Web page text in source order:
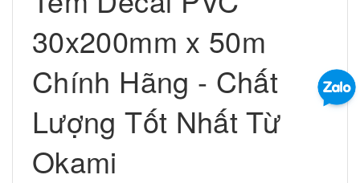
30x200mm x 50m
Chính Hãng - Chất
Lượng Tốt Nhất Từ
Okami